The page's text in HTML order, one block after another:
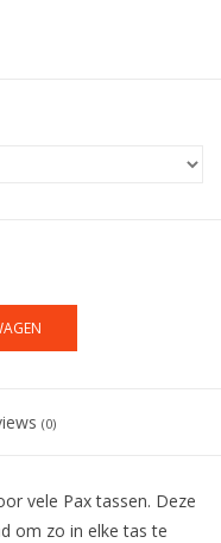
(0)
vele Pax tassen. Deze
om zo in elke tas te